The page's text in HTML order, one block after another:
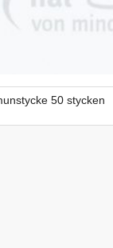
50 stycken